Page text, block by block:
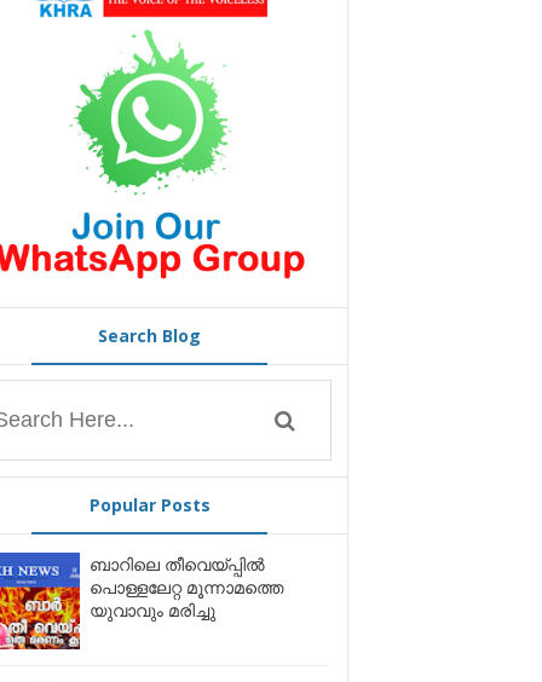
Search Blog
Popular Posts
ബാറിലെ തീവെയ്പ്പിൽ
പൊള്ളലേറ്റ മൂന്നാമത്തെ
യുവാവും മരിച്ചു